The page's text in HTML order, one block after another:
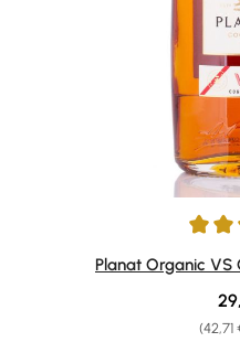
Durchschnittliche
Planat Organic VS
(42,71